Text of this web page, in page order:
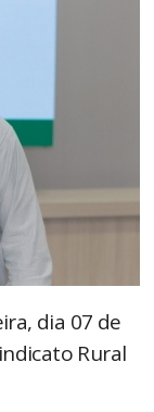
dia 07 de
Rural